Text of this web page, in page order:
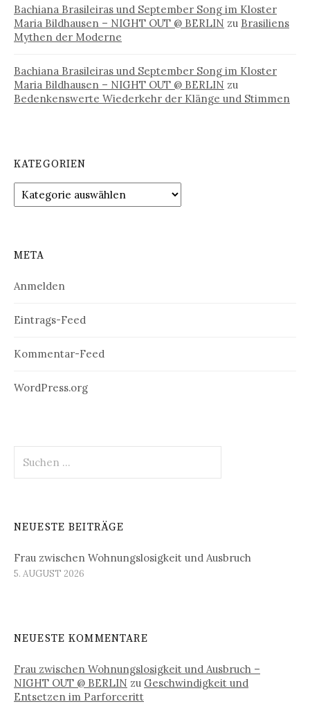
Bachiana Brasileiras und September Song im Kloster
Maria Bildhausen – NIGHT OUT @ BERLIN zu Brasiliens
Mythen der Moderne
Bachiana Brasileiras und September Song im Kloster
Maria Bildhausen – NIGHT OUT @ BERLIN zu
Bedenkenswerte Wiederkehr der Klänge und Stimmen
KATEGORIEN
Kategorien
META
Anmelden
Eintrags-Feed
Kommentar-Feed
WordPress.org
nach:
NEUESTE BEITRÄGE
Frau zwischen Wohnungslosigkeit und Ausbruch
5. AUGUST 2026
NEUESTE KOMMENTARE
Frau zwischen Wohnungslosigkeit und Ausbruch –
NIGHT OUT @ BERLIN zu Geschwindigkeit und
Entsetzen im Parforceritt